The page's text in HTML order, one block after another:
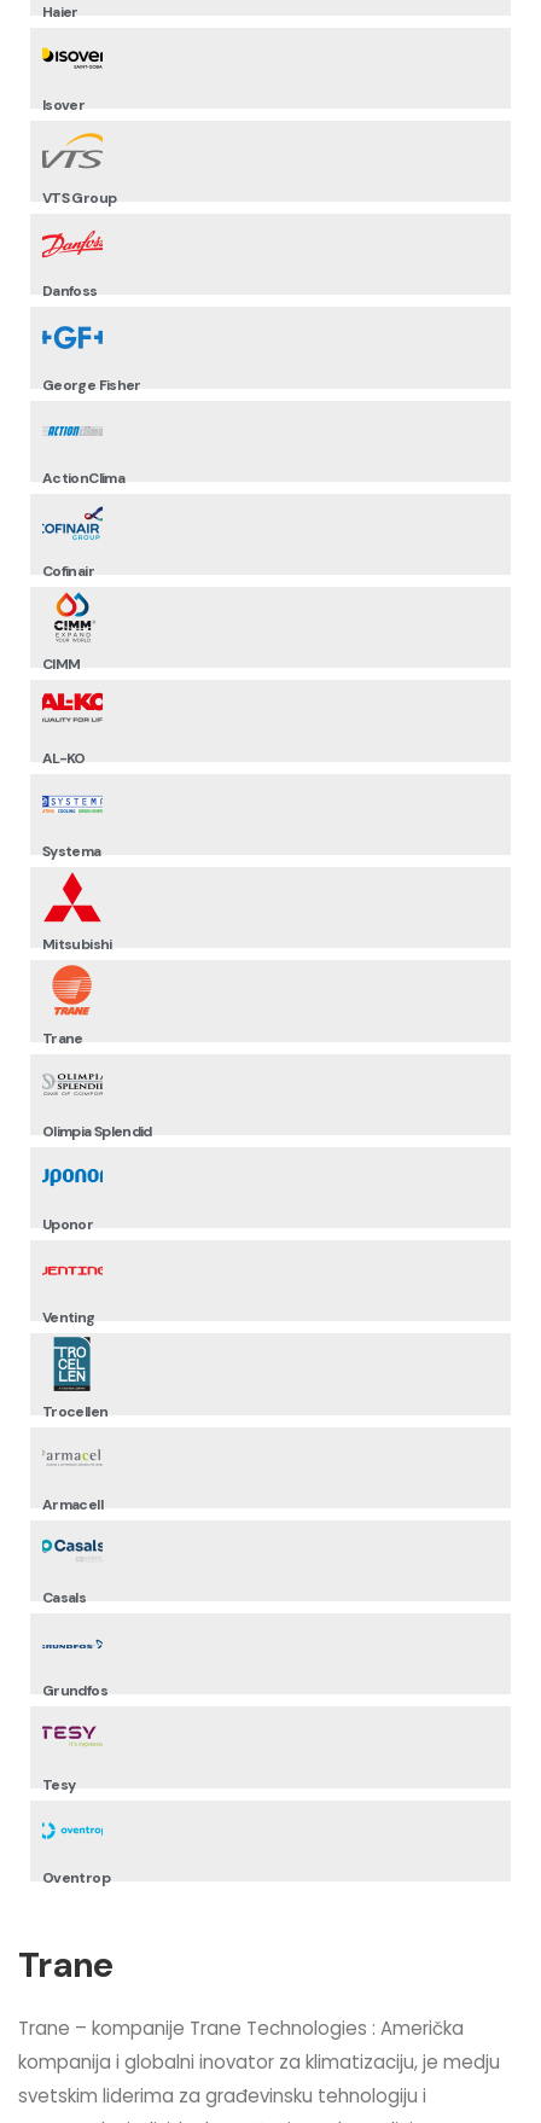
Haier
Isover
VTS Group
Danfoss
George Fisher
ActionClima
Cofinair
CIMM
AL-KO
Systema
Mitsubishi
Trane
Olimpia Splendid
Uponor
Venting
Trocellen
Armacell
Casals
Grundfos
Tesy
Oventrop
Trane
Trane – kompanije Trane Technologies : Američka
kompanija i globalni inovator za klimatizaciju, je medju
svetskim liderima za građevinsku tehnologiju i